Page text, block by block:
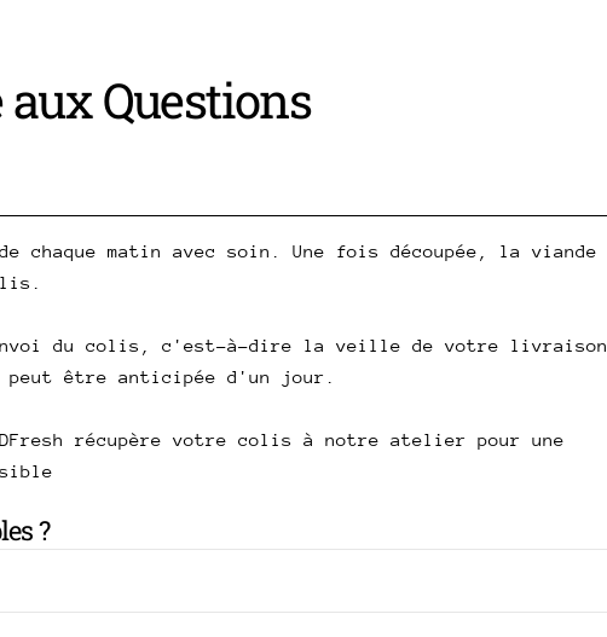
aux Questions
chaque matin avec soin. Une fois découpée, la viande
du colis, c'est-à-dire la veille de votre
être anticipée d'un jour.
récupère votre colis à notre atelier pour une
?